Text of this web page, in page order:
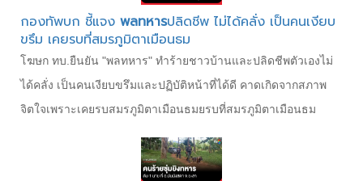
กองทัพบก ชี้แจง พลทหารปลิดชีพ ไม่ได้คลั่ง เป็นคนเงียบ
ขรึม เคยรบที่สมรภูมิตาเมือนธม
โฆษก ทบ.ยืนยัน "พลทหาร" ทำร้ายชาวบ้านและปลิดชีพตัวเองไม่
ได้คลั่ง เป็นคนเงียบขรึมและปฏิบัติหน้าที่ได้ดี คาดเกิดจากสภาพ
จิตใจเพราะเคยรบสมรภูมิตาเมือนธมยรบที่สมรภูมิตาเมือนธม